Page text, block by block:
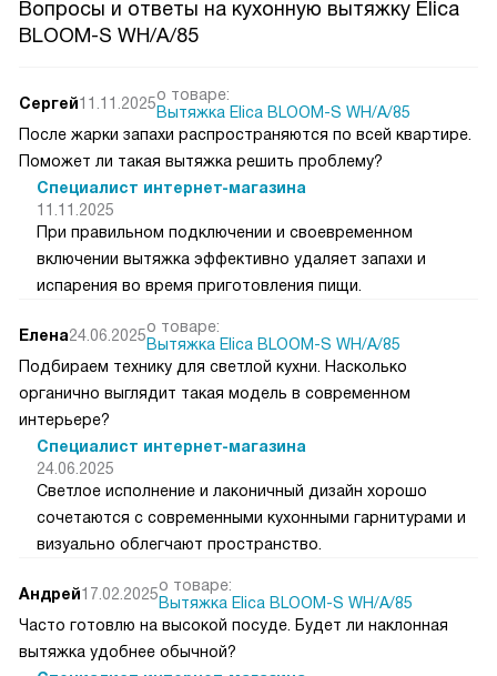
Вопросы и ответы на кухонную вытяжку Elica
BLOOM-S WH/A/85
Сергей11.11.2025о товаре:
Вытяжка Elica BLOOM-S WH/A/85
После жарки запахи распространяются по всей квартире.
Поможет ли такая вытяжка решить проблему?
Специалист интернет-магазина
11.11.2025
При правильном подключении и своевременном
включении вытяжка эффективно удаляет запахи и
испарения во время приготовления пищи.
Елена24.06.2025о товаре:
Вытяжка Elica BLOOM-S WH/A/85
Подбираем технику для светлой кухни. Насколько
органично выглядит такая модель в современном
интерьере?
Специалист интернет-магазина
24.06.2025
Светлое исполнение и лаконичный дизайн хорошо
сочетаются с современными кухонными гарнитурами и
визуально облегчают пространство.
Андрей17.02.2025о товаре:
Вытяжка Elica BLOOM-S WH/A/85
Часто готовлю на высокой посуде. Будет ли наклонная
вытяжка удобнее обычной?